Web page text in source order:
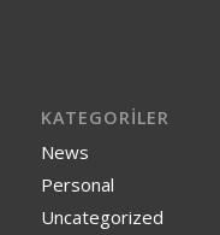
KATEGORILER
News
Personal
Uncategorized